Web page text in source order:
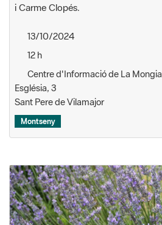
i Carme Clopés.
13/10/2024
12 h
Centre d'Informació de La Mongia
Església, 3
Sant Pere de Vilamajor
Montseny